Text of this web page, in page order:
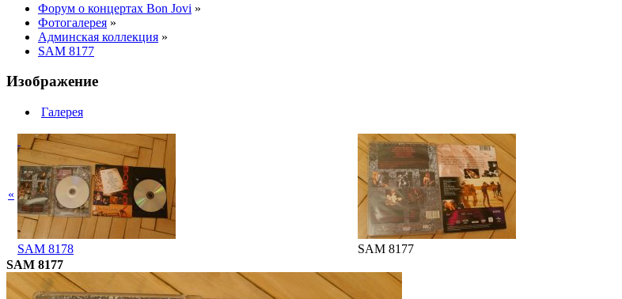
Форум о концертах Bon Jovi »
Фотогалерея »
Админская коллекция »
SAM 8177
Изображение
Галерея
«
SAM 8178 SAM 8177
SAM 8177